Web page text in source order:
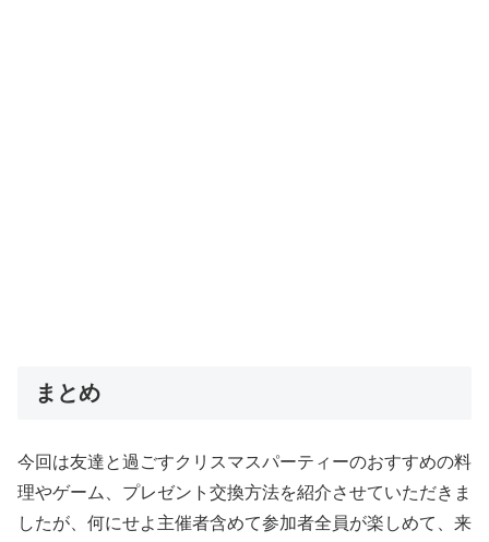
まとめ
今回は友達と過ごすクリスマスパーティーのおすすめの料
理やゲーム、プレゼント交換方法を紹介させていただきま
したが、何にせよ主催者含めて参加者全員が楽しめて、来